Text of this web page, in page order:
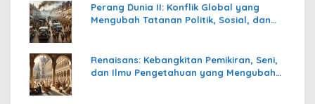
Perang Dunia II: Konflik Global yang
Mengubah Tatanan Politik, Sosial, dan
Renaisans: Kebangkitan Pemikiran, Seni,
dan Ilmu Pengetahuan yang Mengubah